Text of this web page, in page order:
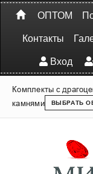
ОПТОМ
Контакты
Вход
Комплекты с
камнями
ВЫБРАТЬ